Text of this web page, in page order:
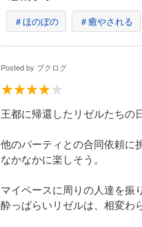
＃ほのぼの ＃癒やされる
Posted by ブクログ
王都に帰還したリゼルたちの日
他のパーティとの合同依頼に
なかなかに楽しそう。
マイペースに周りの人達を振
酔っぱらいリゼルは、相変わ